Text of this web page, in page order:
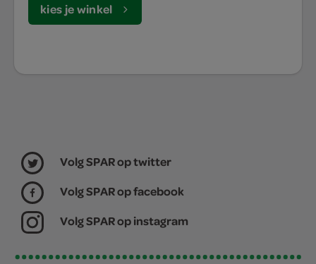
kies je winkel
Volg SPAR op twitter
Volg SPAR op facebook
Volg SPAR op instagram